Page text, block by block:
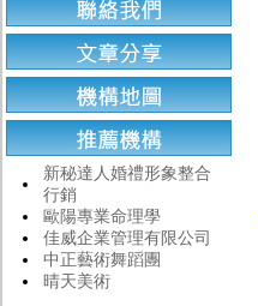
新秘達人婚禮形象整合
行銷
歐陽專業命理學
佳威企業管理有限公司
中正藝術舞蹈團
晴天美術